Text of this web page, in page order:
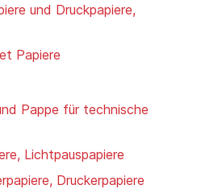
und Druckpapiere,
Papiere
Pappe für technische
Lichtpauspapiere
Druckerpapiere